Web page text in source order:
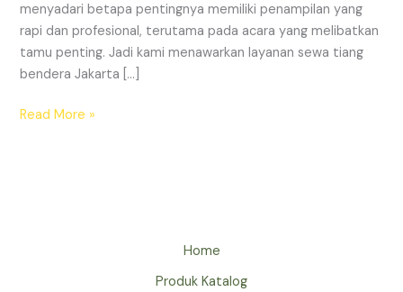
menyadari betapa pentingnya memiliki penampilan yang
rapi dan profesional, terutama pada acara yang melibatkan
tamu penting. Jadi kami menawarkan layanan sewa tiang
bendera Jakarta […]
SEWA
Read More »
Home
Produk Katalog